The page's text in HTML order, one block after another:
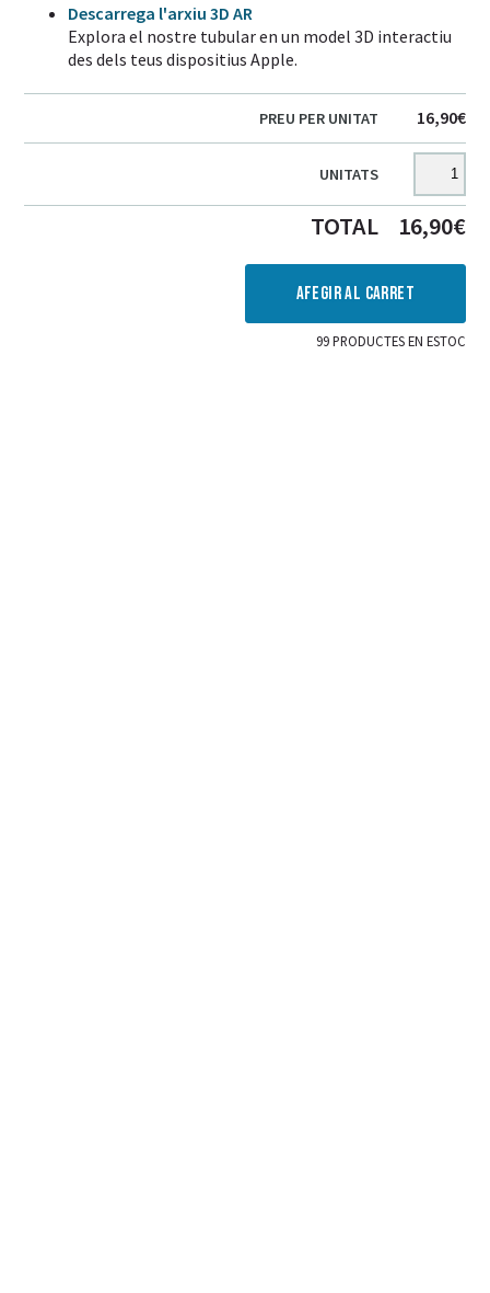
Descarrega l'arxiu 3D AR
Explora el nostre tubular en un model 3D interactiu
des dels teus dispositius Apple.
PREU PER UNITAT 16,90€
UNITATS
TOTAL 16,90€
99PRODUCTES EN ESTOC